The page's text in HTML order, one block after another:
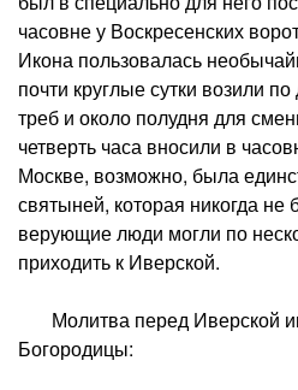
часовне у Воскресенских
Икона пользовалась
почти круглые сутки возили
треб и около полудня для
четверть часа вносили в
Москве, возможно, была
святыней, которая никогда не
верующие люди могли по
приходить к Иверской.
Молитва перед Иверской
Богородицы: